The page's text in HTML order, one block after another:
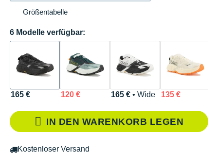
Größentabelle
6 Modelle verfügbar:
165 € 120 € 165 €• Wide 135 €
IN DEN WARENKORB LEGEN
Kostenloser Versand